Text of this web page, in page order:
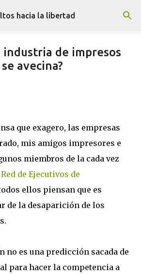
contenido principal
hacia la libertad
industria de impresos
avecina?
que exagero, las empresas
mis amigos impresores e
miembros de la cada vez
Red de Ejecutivos de
ellos piensan que es
de la desaparición de los
no es una predicción sacada de
para hacer la competencia a